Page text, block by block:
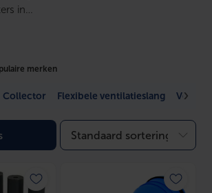
in…
merken
Collector Flexibele ventilatieslang